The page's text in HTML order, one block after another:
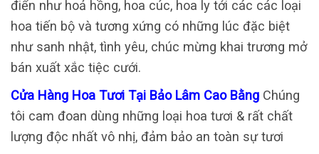
điển như hoả hồng, hoa cúc, hoa ly tới các các loại
hoa tiến bộ và tương xứng có những lúc đặc biệt
như sanh nhật, tình yêu, chúc mừng khai trương mở
bán xuất xắc tiệc cưới.
Cửa Hàng Hoa Tươi Tại Bảo Lâm Cao Bằng Chúng
tôi cam đoan dùng những loại hoa tươi & rất chất
lượng độc nhất vô nhị, đảm bảo an toàn sự tươi